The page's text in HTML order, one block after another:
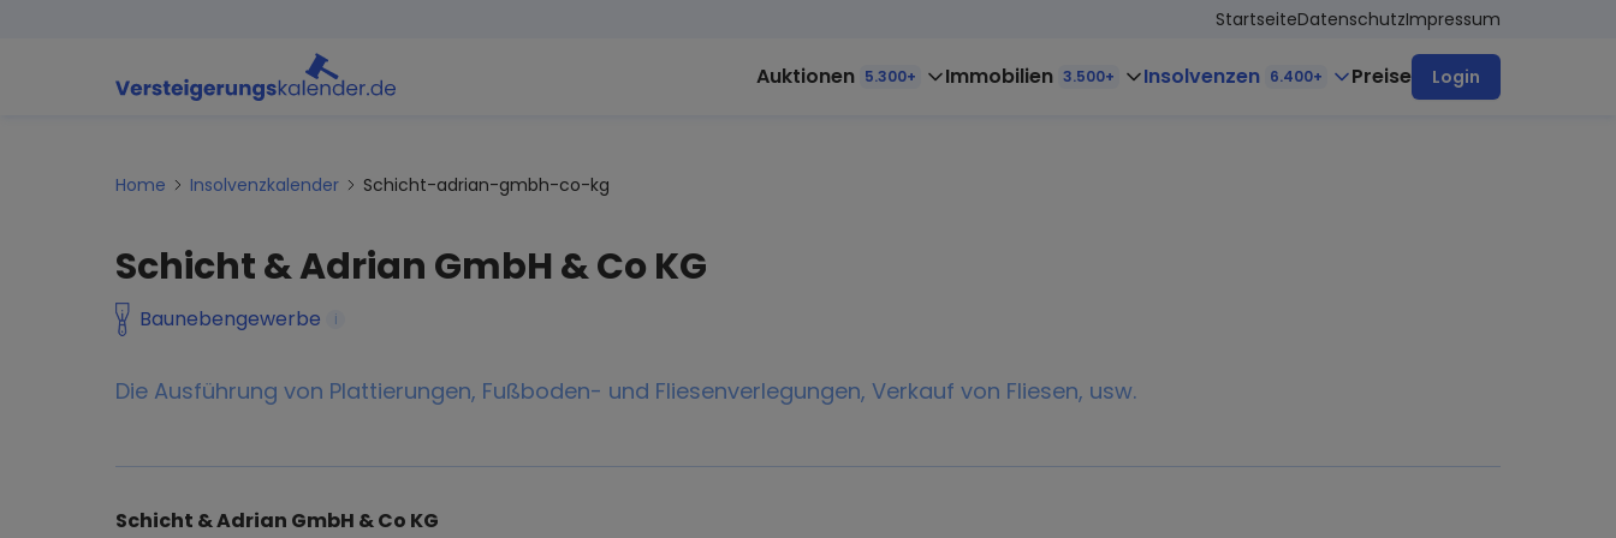
StartseiteDatenschutzImpressum
Auktionen 5.300+ Immobilien 3.500+ Insolvenzen 6.400+ Preise Login
Home Insolvenzkalender Schicht-adrian-gmbh-co-kg
Schicht & Adrian GmbH & Co KG
Baunebengewerbe i
Die Ausführung von Plattierungen, Fußboden- und Fliesenverlegungen, Verkauf von Fliesen, usw.
Schicht & Adrian GmbH & Co KG